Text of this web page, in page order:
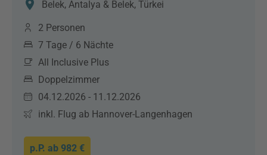
Belek, Antalya & Belek, Türkei
2 Personen
7 Tage / 6 Nächte
All Inclusive Plus
Doppelzimmer
04.12.2026 - 11.12.2026
inkl. Flug ab Hannover-Langenhagen
p.P. ab 982 €